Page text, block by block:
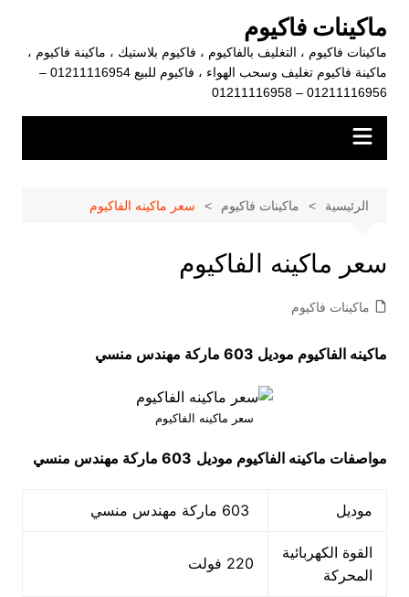
المحتوى
ماكينات فاكيوم
ماكينات فاكيوم ، التغليف بالفاكيوم ، فاكيوم بلاستيك ، ماكينة فاكيوم ،
ماكينة فاكيوم تغليف وسحب الهواء ، فاكيوم للبيع 01211116954 –
01211116956 – 01211116958
الرئيسية ماكينات فاكيوم سعر ماكينه الفاكيوم
سعر ماكينه الفاكيوم
ماكينات فاكيوم
ماكينه الفاكيوم موديل 603 ماركة مهندس منسي
سعر ماكينه الفاكيوم
مواصفات ماكينه الفاكيوم موديل 603 ماركة مهندس منسي
موديل
القوة الكهربائية
المحركة
220 فولت